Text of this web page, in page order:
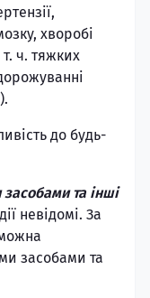
хворобі
ч. тяжких
до будь-
та інші
невідомі. За
засобами та